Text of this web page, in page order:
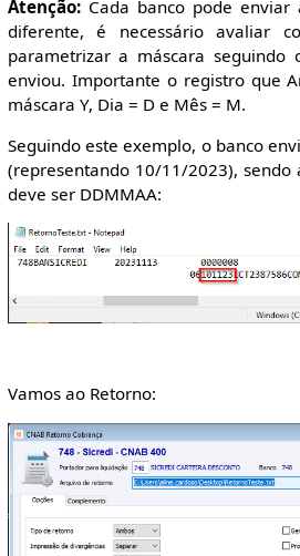
Atenção:Cada banco pode
diferente, é necessário avaliar
parametrizar a máscara
enviou. Importante o registro que
máscara Y, Dia = D e Mês = M.
Seguindo este exemplo, o banco
(representando 10/11/2023), sendo
deve ser DDMMAA:
Vamos ao Retorno: